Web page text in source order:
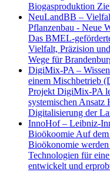
Biogasproduktion
NeuLandBB –
Pflanzenbau - Neue
Das BMEL-
Vielfalt, Präzision
Wege für
DigiMix-PA –
einem Mischbetrieb
Projekt DigiMix-PA
systemischen Ansatz
Digitalisierung der
InnoHof – Leibniz-
Bioökoomie Auf
Bioökonomie
Technologien für
entwickelt und